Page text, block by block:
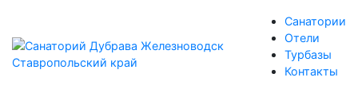
Санатории
Отели
Турбазы
Контакты